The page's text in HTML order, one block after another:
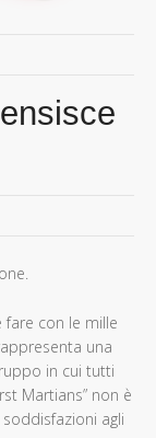
fare con le mille
una
in cui tutti
Martians” non è
agli